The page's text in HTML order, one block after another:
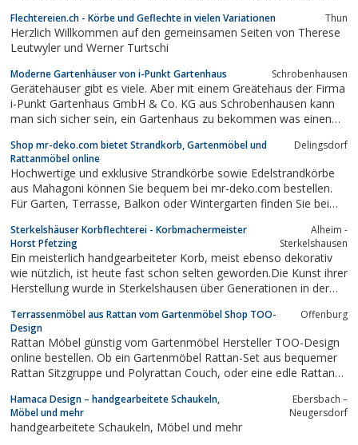
Flechtereien.ch - Körbe und Geflechte in vielen Variationen Thun
Herzlich Willkommen auf den gemeinsamen Seiten von Therese
Leutwyler und Werner Turtschi
Moderne Gartenhäuser von i-Punkt Gartenhaus Schrobenhausen
Gerätehäuser gibt es viele. Aber mit einem Greätehaus der Firma
i-Punkt Gartenhaus GmbH & Co. KG aus Schrobenhausen kann
man sich sicher sein, ein Gartenhaus zu bekommen was einen
Schon gar nicht in der Nachbarschaft.
Shop mr-deko.com bietet Strandkorb, Gartenmöbel und
Rattanmöbel online
Delingsdorf
Hochwertige und exklusive Strandkörbe sowie Edelstrandkörbe
aus Mahagoni können Sie bequem bei mr-deko.com bestellen.
Für Garten, Terrasse, Balkon oder Wintergarten finden Sie bei
Rattan-Sessel, bequeme Sessel und Stühle. Des weiteren führen
wir...
Sterkelshäuser Korbflechterei - Korbmachermeister
Horst Pfetzing
Alheim -
Sterkelshausen
Ein meisterlich handgearbeiteter Korb, meist ebenso dekorativ
wie nützlich, ist heute fast schon selten geworden.Die Kunst ihrer
Herstellung wurde in Sterkelshausen über Generationen in der
bekommen Sie daher noch die traditionellen Formen,
handwerklich hergestellt aus...
Terrassenmöbel aus Rattan vom Gartenmöbel Shop TOO-
Design
Offenburg
Rattan Möbel günstig vom Gartenmöbel Hersteller TOO-Design
online bestellen. Ob ein Gartenmöbel Rattan-Set aus bequemer
Rattan Sitzgruppe und Polyrattan Couch, oder eine edle Rattan
wetterbeständig und haben ein massives Polyrattan-Geflecht.
Die Bezüge der extra dicken...
Hamaca Design – handgearbeitete Schaukeln,
Möbel und mehr
Ebersbach –
Neugersdorf
handgearbeitete Schaukeln, Möbel und mehr